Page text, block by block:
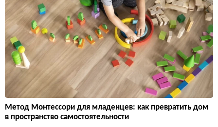
Метод Монтессори для младенцев: как превратить дом
в пространство самостоятельности